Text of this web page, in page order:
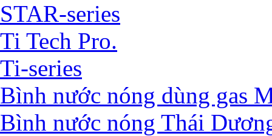
STAR-series
Ti Tech Pro.
Ti-series
Bình nước nóng dùng gas
Bình nước nóng Thái